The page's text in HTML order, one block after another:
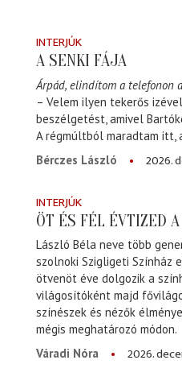
INTERJÚK
A SENKI FÁJA
Árpád, elindítom a telefonon
– Velem ilyen tekerős
beszélgetést, amivel
A régmúltból maradtam itt,
Bérczes László
2026.
INTERJÚK
ÖT ÉS FÉL ÉVTIZED A
László Béla neve több
szolnoki Szigligeti Színház
ötvenöt éve dolgozik a
világosítóként majd
színészek és nézők
mégis meghatározó módon.
Váradi Nóra
2026.